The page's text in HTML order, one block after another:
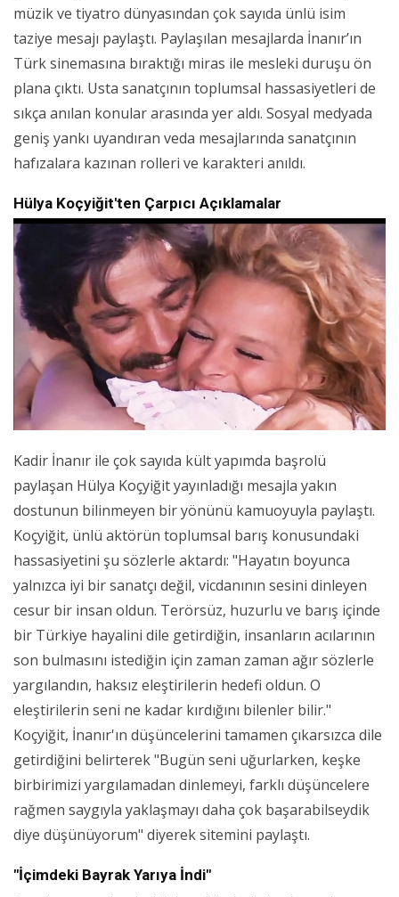
müzik ve tiyatro dünyasından çok sayıda ünlü isim
taziye mesajı paylaştı. Paylaşılan mesajlarda İnanır’ın
Türk sinemasına bıraktığı miras ile mesleki duruşu ön
plana çıktı. Usta sanatçının toplumsal hassasiyetleri de
sıkça anılan konular arasında yer aldı. Sosyal medyada
geniş yankı uyandıran veda mesajlarında sanatçının
hafızalara kazınan rolleri ve karakteri anıldı.
Hülya Koçyiğit'ten Çarpıcı Açıklamalar
Kadir İnanır ile çok sayıda kült yapımda başrolü
paylaşan Hülya Koçyiğit yayınladığı mesajla yakın
dostunun bilinmeyen bir yönünü kamuoyuyla paylaştı.
Koçyiğit, ünlü aktörün toplumsal barış konusundaki
hassasiyetini şu sözlerle aktardı: "Hayatın boyunca
yalnızca iyi bir sanatçı değil, vicdanının sesini dinleyen
cesur bir insan oldun. Terörsüz, huzurlu ve barış içinde
bir Türkiye hayalini dile getirdiğin, insanların acılarının
son bulmasını istediğin için zaman zaman ağır sözlerle
yargılandın, haksız eleştirilerin hedefi oldun. O
eleştirilerin seni ne kadar kırdığını bilenler bilir."
Koçyiğit, İnanır'ın düşüncelerini tamamen çıkarsızca dile
getirdiğini belirterek "Bugün seni uğurlarken, keşke
birbirimizi yargılamadan dinlemeyi, farklı düşüncelere
rağmen saygıyla yaklaşmayı daha çok başarabilseydik
diye düşünüyorum" diyerek sitemini paylaştı.
"İçimdeki Bayrak Yarıya İndi"